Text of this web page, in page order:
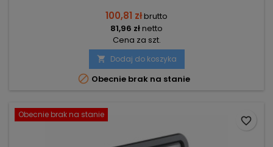
100,81 złbrutto
81,96 złnetto
Cena za szt.
 Dodaj do koszyka
 Obecnie brak na stanie
Obecnie brak na stanie
favorite_border